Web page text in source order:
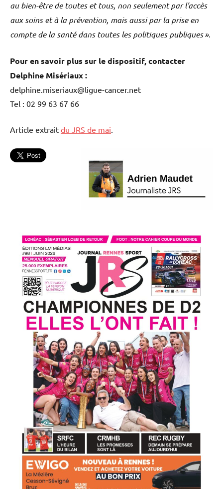
au bien-être de toutes et tous, non seulement par l’accès
aux soins et à la prévention, mais aussi par la prise en
compte de la santé dans toutes les politiques publiques ».
Pour en savoir plus sur le dispositif, contacter
Delphine Misériaux :
delphine.miseriaux@ligue-cancer.net
Tel : 02 99 63 67 66
Article extrait du JRS de mai.